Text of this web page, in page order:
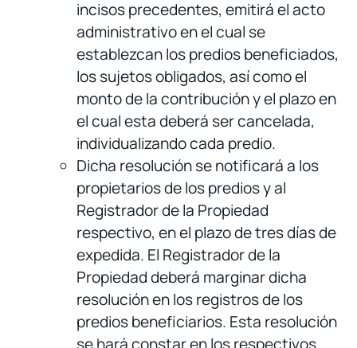
incisos precedentes, emitirá el acto
administrativo en el cual se
establezcan los predios beneficiados,
los sujetos obligados, así como el
monto de la contribución y el plazo en
el cual esta deberá ser cancelada,
individualizando cada predio.
Dicha resolución se notificará a los
propietarios de los predios y al
Registrador de la Propiedad
respectivo, en el plazo de tres días de
expedida. El Registrador de la
Propiedad deberá marginar dicha
resolución en los registros de los
predios beneficiarios. Esta resolución
se hará constar en los respectivos